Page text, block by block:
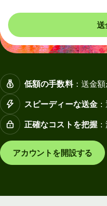
送
低額の手数料：送金
スピーディーな送金
正確なコストを把握
アカウントを開設する